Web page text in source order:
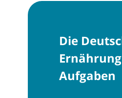
Die
Aufgaben